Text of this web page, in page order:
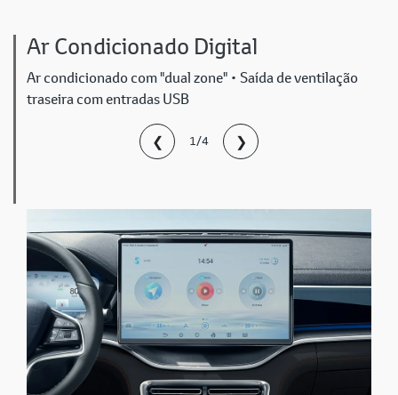
Ar Condicionado Digital
Ar condicionado com "dual zone" • Saída de ventilação
traseira com entradas USB
❮ 1/4 ❯